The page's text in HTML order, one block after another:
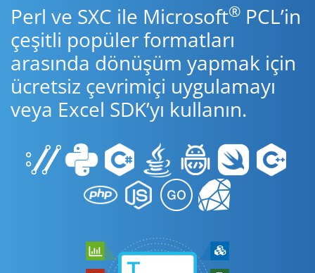
Perl ve SXC ile Microsoft® PCL’in
çeşitli popüler formatları
arasında dönüşüm yapmak için
ücretsiz çevrimiçi uygulamayı
veya Excel SDK’yı kullanın.